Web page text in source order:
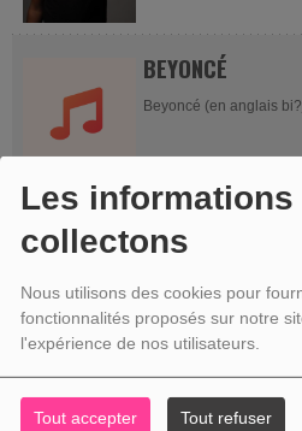
Les informations
collectons
Nous utilisons des cookies pour
fonctionnalités proposés sur notre
l'expérience de nos utilisateurs.
Tout accepter Tout refuser
BEYONCÉ
Beyoncé (en anglais
une auteur-
BRUNO MARS
Bruno Mars, de son vrai
compositeur-interprète
Calvin Harris, de son
le 17 janvier 1984 à